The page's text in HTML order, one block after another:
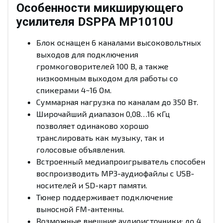
Особенности микширующего
усилителя DSPPA MP1010U
Блок оснащен 6 каналами высоковольтных
выходов для подключения
громкоговорителей 100 В, а также
низкоомным выходом для работы со
спикерами 4~16 Ом.
Суммарная нагрузка по каналам до 350 Вт.
Широчайший диапазон 0,08…16 кГц
позволяет одинаково хорошо
транслировать как музыку, так и
голосовые объявления.
Встроенный медиапроигрыватель способен
воспроизводить МР3-аудиофайлы с USB-
носителей и SD-карт памяти.
Тюнер поддерживает подключение
выносной FM-антенны.
Возможные внешние аудиоисточники: до 4